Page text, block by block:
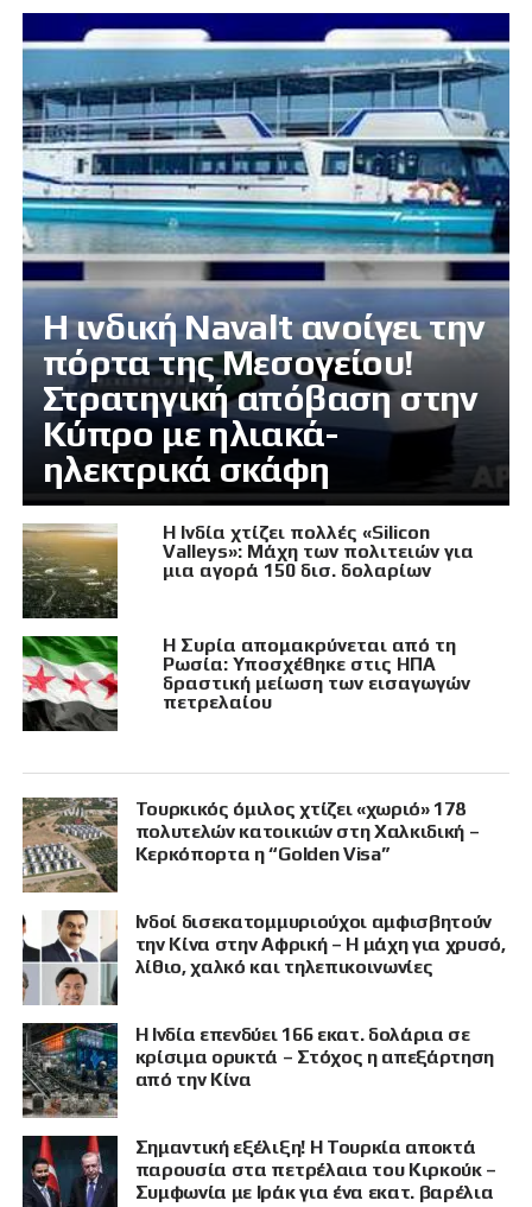
Η ινδική Navalt ανοίγει την
πόρτα της Μεσογείου!
Στρατηγική απόβαση στην
Κύπρο με ηλιακά-
ηλεκτρικά σκάφη
Η Ινδία χτίζει πολλές «Silicon
Valleys»: Μάχη των πολιτειών για
μια αγορά 150 δισ. δολαρίων
Η Συρία απομακρύνεται από τη
Ρωσία: Υποσχέθηκε στις ΗΠΑ
δραστική μείωση των εισαγωγών
πετρελαίου
Τουρκικός όμιλος χτίζει «χωριό» 178
πολυτελών κατοικιών στη Χαλκιδική –
Κερκόπορτα η “Golden Visa”
Ινδοί δισεκατομμυριούχοι αμφισβητούν
την Κίνα στην Αφρική – Η μάχη για χρυσό,
λίθιο, χαλκό και τηλεπικοινωνίες
Η Ινδία επενδύει 166 εκατ. δολάρια σε
κρίσιμα ορυκτά – Στόχος η απεξάρτηση
από την Κίνα
Σημαντική εξέλιξη! Η Τουρκία αποκτά
παρουσία στα πετρέλαια του Κιρκούκ –
Συμφωνία με Ιράκ για ένα εκατ. βαρέλια